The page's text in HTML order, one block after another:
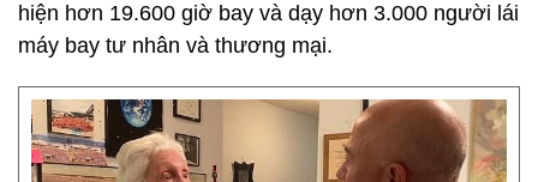
hiện hơn 19.600 giờ bay và dạy hơn 3.000 người lái
máy bay tư nhân và thương mại.